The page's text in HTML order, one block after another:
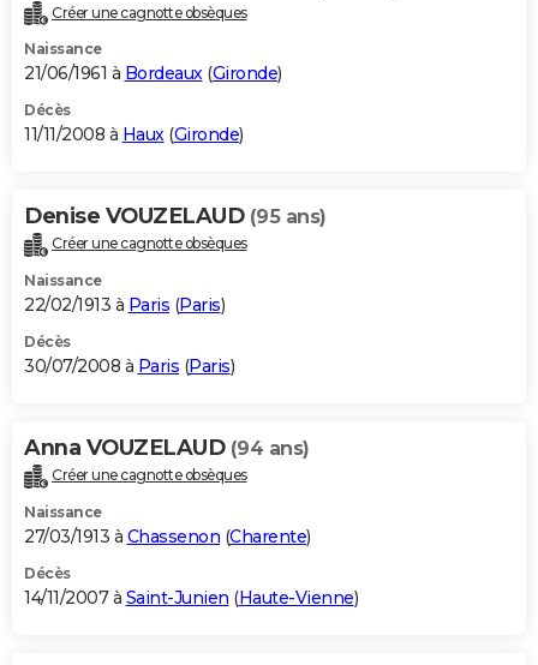
Créer une cagnotte obsèques
Naissance
21/06/1961 à Bordeaux(Gironde)
Décès
11/11/2008 à Haux(Gironde)
Denise VOUZELAUD (95 ans)
Créer une cagnotte obsèques
Naissance
22/02/1913 à Paris (Paris)
Décès
30/07/2008 à Paris (Paris)
Anna VOUZELAUD (94 ans)
Créer une cagnotte obsèques
Naissance
27/03/1913 à Chassenon (Charente)
Décès
14/11/2007 à Saint-Junien (Haute-Vienne)